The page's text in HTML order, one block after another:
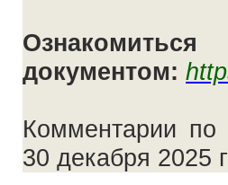
документом:
Комментарии по
30 декабря 2025